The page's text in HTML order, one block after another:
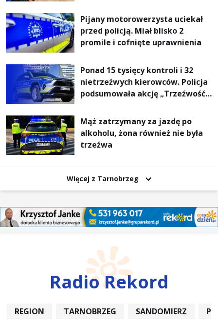
rachunki za energię, lepszy
komfort życia i... czystsze
powietrze
Pijany motorowerzysta uciekał
przed policją. Miał blisko 2
promile i cofnięte uprawnienia
Ponad 15 tysięcy kontroli i 32
nietrzeźwych kierowców. Policja
podsumowała akcję „Trzeźwość”
Mąż zatrzymany za jazdę po
alkoholu, żona również nie była
trzeźwa
Więcej z Tarnobrzeg
Radio Rekord
REGION TARNOBRZEG SANDOMIERZ